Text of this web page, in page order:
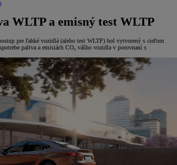
WLTP a emisný test WLTP
pre ľahké vozidlá (alebo test WLTP) bol vytvorený s cieľom
paliva a emisiách CO₂ vášho vozidla v porovnaní s